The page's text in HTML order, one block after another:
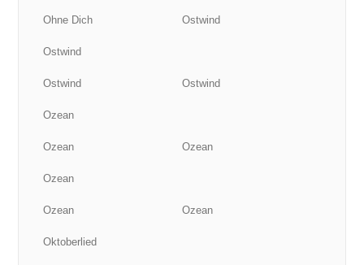
Ohne Dich Ostwind
Ostwind
Ostwind Ostwind
Ozean
Ozean Ozean
Ozean
Ozean Ozean
Oktoberlied